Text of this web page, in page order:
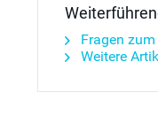
Fragen
Weitere